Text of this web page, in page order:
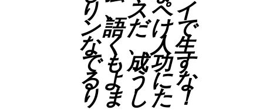
り、スペイ
ン語だけで
なく、人生
でも成功す
るようにな
りました！